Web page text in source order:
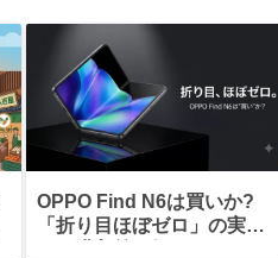
OPPO Find N6は買いか?
「折り目ほぼゼロ」の実力